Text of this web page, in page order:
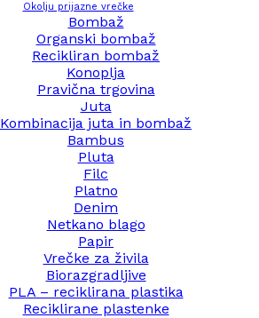
Okolju prijazne vrečke
Bombaž
Organski bombaž
Recikliran bombaž
Konoplja
Pravična trgovina
Juta
Kombinacija juta in bombaž
Bambus
Pluta
Filc
Platno
Denim
Netkano blago
Papir
Vrečke za živila
Biorazgradljive
PLA – reciklirana plastika
Reciklirane plastenke